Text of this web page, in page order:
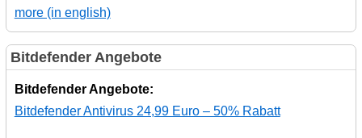
more (in english)
Bitdefender Angebote
Bitdefender Angebote:
Bitdefender Antivirus 24,99 Euro – 50% Rabatt